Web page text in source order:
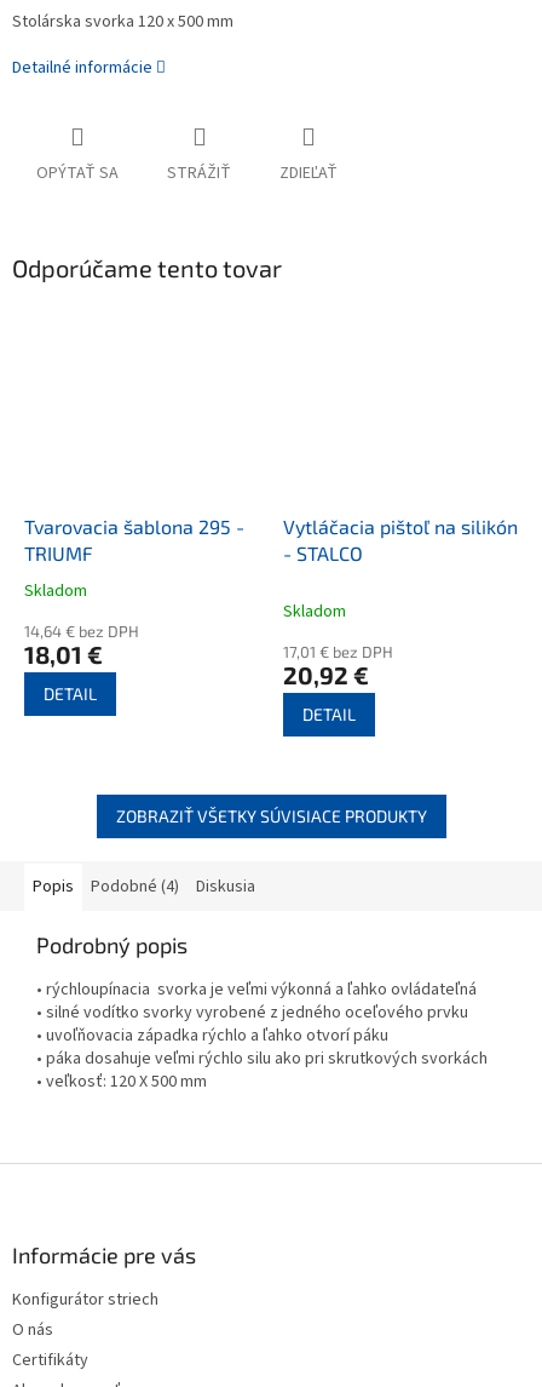
Stolárska svorka 120 x 500 mm
Detailné informácie
OPÝTAŤ SA STRÁŽIŤ ZDIEĽAŤ
Odporúčame tento tovar
Tvarovacia šablona 295 -
TRIUMF
Priemerné
produktu
je
Skladom
14,64 € bez DPH
18,01 €
DETAIL
Vytláčacia pištoľ na silikón
- STALCO
Skladom
17,01 € bez DPH
20,92 €
DETAIL
ZOBRAZIŤ VŠETKY SÚVISIACE PRODUKTY
Popis Podobné (4) Diskusia
Podrobný popis
• rýchloupínacia svorka je veľmi výkonná a ľahko ovládateľná
• silné vodítko svorky vyrobené z jedného oceľového prvku
• uvoľňovacia západka rýchlo a ľahko otvorí páku
• páka dosahuje veľmi rýchlo silu ako pri skrutkových svorkách
• veľkosť: 120 X 500 mm
Informácie pre vás
Konfigurátor striech
O nás
Certifikáty